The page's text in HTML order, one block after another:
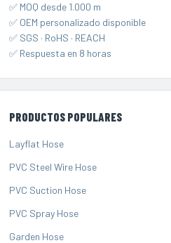
✅ MOQ desde 1.000 m
✅ OEM personalizado disponible
✅ SGS · RoHS · REACH
✅ Respuesta en 8 horas
PRODUCTOS POPULARES
Layflat Hose
PVC Steel Wire Hose
PVC Suction Hose
PVC Spray Hose
Garden Hose